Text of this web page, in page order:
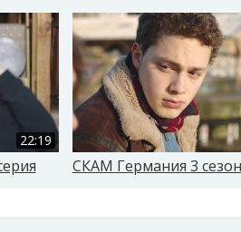
22:19
СКАМ Германия 3